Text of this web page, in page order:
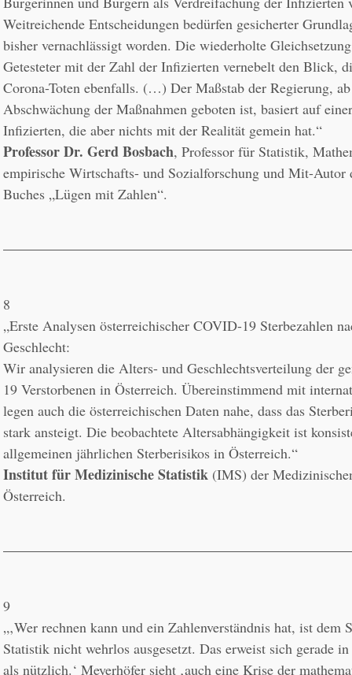
Weitreichende Entscheidungen bedürfen gesicherter
bisher vernachlässigt worden. Die wiederholte
Getesteter mit der Zahl der Infizierten vernebelt den Blick,
Corona-Toten ebenfalls. (…) Der Maßstab der Regierung,
Abschwächung der Maßnahmen geboten ist, basiert auf
Professor Dr. Gerd Bosbach, Professor für Statistik,
empirische Wirtschafts- und Sozialforschung und Mit-Autor
Buches „Lügen mit Zahlen“.
8
„Erste Analysen österreichischer COVID-19 Sterbezahlen
Geschlecht:
Wir analysieren die Alters- und Geschlechtsverteilung der
19 Verstorbenen in Österreich. Übereinstimmend mit
legen auch die österreichischen Daten nahe, dass das
stark ansteigt. Die beobachtete Altersabhängigkeit ist
Institut für Medizinische Statistik (IMS) der
Österreich.
9
„‚Wer rechnen kann und ein Zahlenverständnis hat, ist dem
Statistik nicht wehrlos ausgesetzt. Das erweist sich gerade
als nützlich.‘ Meyerhöfer sieht ‚auch eine Krise der